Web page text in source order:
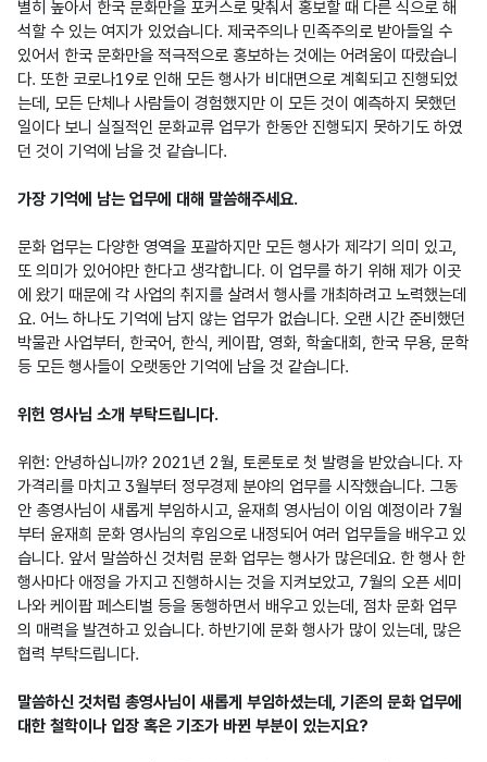
별히 높아서 한국 문화만을 포커스로 맞춰서 홍보할 때 다른 식으로 해
석할 수 있는 여지가 있었습니다. 제국주의나 민족주의로 받아들일 수
있어서 한국 문화만을 적극적으로 홍보하는 것에는 어려움이 따랐습니
다. 또한 코로나19로 인해 모든 행사가 비대면으로 계획되고 진행되었
는데, 모든 단체나 사람들이 경험했지만 이 모든 것이 예측하지 못했던
일이다 보니 실질적인 문화교류 업무가 한동안 진행되지 못하기도 하였
던 것이 기억에 남을 것 같습니다.
가장 기억에 남는 업무에 대해 말씀해주세요.
문화 업무는 다양한 영역을 포괄하지만 모든 행사가 제각기 의미 있고,
또 의미가 있어야만 한다고 생각합니다. 이 업무를 하기 위해 제가 이곳
에 왔기 때문에 각 사업의 취지를 살려서 행사를 개최하려고 노력했는데
요. 어느 하나도 기억에 남지 않는 업무가 없습니다. 오랜 시간 준비했던
박물관 사업부터, 한국어, 한식, 케이팝, 영화, 학술대회, 한국 무용, 문학
등 모든 행사들이 오랫동안 기억에 남을 것 같습니다.
위헌 영사님 소개 부탁드립니다.
위헌: 안녕하십니까? 2021년 2월, 토론토로 첫 발령을 받았습니다. 자
가격리를 마치고 3월부터 정무경제 분야의 업무를 시작했습니다. 그동
안 총영사님이 새롭게 부임하시고, 윤재희 영사님이 이임 예정이라 7월
부터 윤재희 문화 영사님의 후임으로 내정되어 여러 업무들을 배우고 있
습니다. 앞서 말씀하신 것처럼 문화 업무는 행사가 많은데요. 한 행사 한
행사마다 애정을 가지고 진행하시는 것을 지켜보았고, 7월의 오픈 세미
나와 케이팝 페스티벌 등을 동행하면서 배우고 있는데, 점차 문화 업무
의 매력을 발견하고 있습니다. 하반기에 문화 행사가 많이 있는데, 많은
협력 부탁드립니다.
말씀하신 것처럼 총영사님이 새롭게 부임하셨는데, 기존의 문화 업무에
대한 철학이나 입장 혹은 기조가 바뀐 부분이 있는지요?